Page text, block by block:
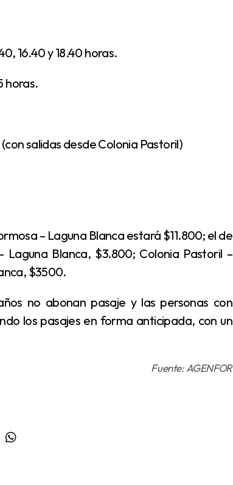
16.40 y 18.40 horas.
horas.
salidas desde Colonia Pastoril)
Blanca, $3.800; Colonia Pastoril –
$3500.
los pasajes en forma anticipada, con un
Fuente: AGENFOR